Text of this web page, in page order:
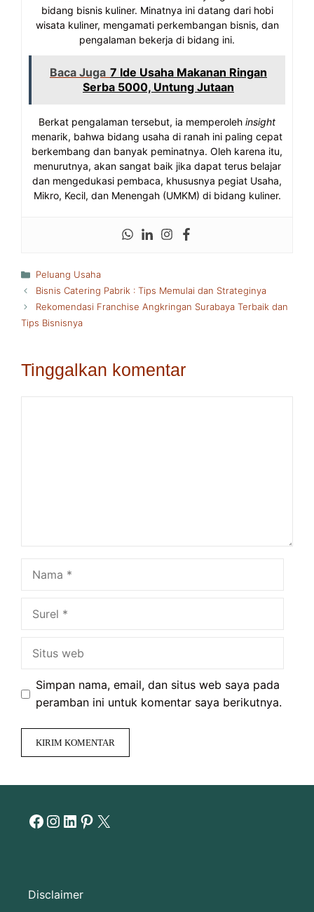
bidang bisnis kuliner. Minatnya ini datang dari hobi
wisata kuliner, mengamati perkembangan bisnis, dan
pengalaman bekerja di bidang ini.
Baca Juga 7 Ide Usaha Makanan Ringan
Serba 5000, Untung Jutaan
Berkat pengalaman tersebut, ia memperoleh insight
menarik, bahwa bidang usaha di ranah ini paling cepat
berkembang dan banyak peminatnya. Oleh karena itu,
menurutnya, akan sangat baik jika dapat terus belajar
dan mengedukasi pembaca, khususnya pegiat Usaha,
Mikro, Kecil, dan Menengah (UMKM) di bidang kuliner.
Kategori
Peluang Usaha
Bisnis Catering Pabrik : Tips Memulai dan Strateginya
Rekomendasi Franchise Angkringan Surabaya Terbaik dan
Tips Bisnisnya
Tinggalkan komentar
Simpan nama, email, dan situs web saya pada
peramban ini untuk komentar saya berikutnya.
Facebook
Instagram
LinkedIn
Pinterest
X
Disclaimer